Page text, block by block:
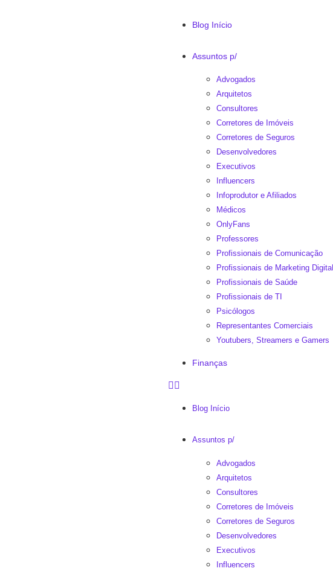
Blog Início
Assuntos p/
Advogados
Arquitetos
Consultores
Corretores de Imóveis
Corretores de Seguros
Desenvolvedores
Executivos
Influencers
Infoprodutor e Afiliados
Médicos
OnlyFans
Professores
Profissionais de Comunicação
Profissionais de Marketing Digital
Profissionais de Saúde
Profissionais de TI
Psicólogos
Representantes Comerciais
Youtubers, Streamers e Gamers
Finanças
Blog Início
Assuntos p/
Advogados
Arquitetos
Consultores
Corretores de Imóveis
Corretores de Seguros
Desenvolvedores
Executivos
Influencers